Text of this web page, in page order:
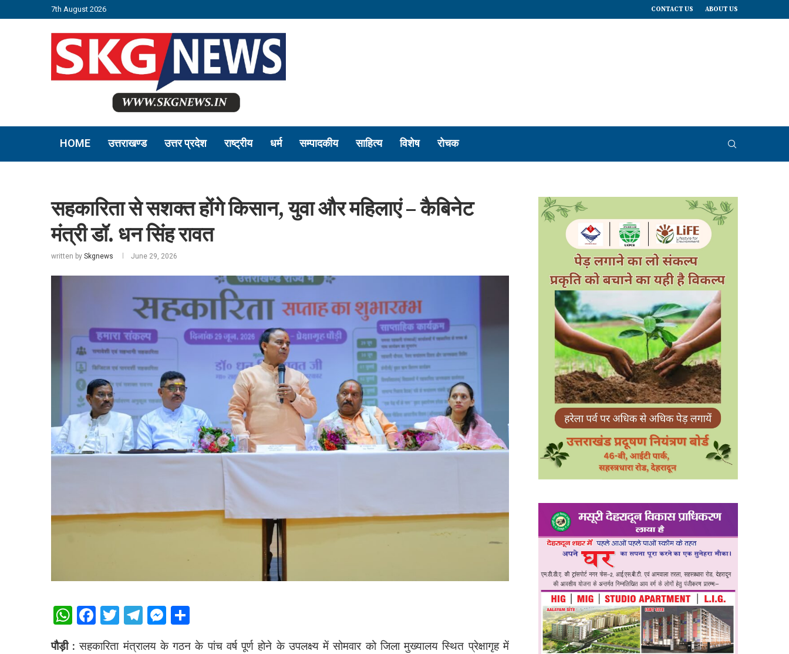
7th August 2026 CONTACT US ABOUT US
HOME उत्तराखण्ड उत्तर प्रदेश राष्ट्रीय धर्म सम्पादकीय साहित्य विशेष रोचक
सहकारिता से सशक्त होंगे किसान, युवा और महिलाएं – कैबिनेट
मंत्री डॉ. धन सिंह रावत
written by Skgnews June 29, 2026
WhatsApp
Facebook
Twitter
Telegram
Messenger
पौड़ी : सहकारिता मंत्रालय के गठन के पांच वर्ष पूर्ण होने के उपलक्ष्य में सोमवार को जिला मुख्यालय स्थित प्रेक्षागृह में